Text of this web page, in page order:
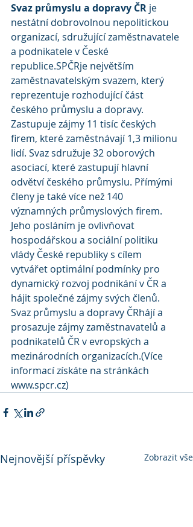
Svaz průmyslu a dopravy ČR je
nestátní dobrovolnou nepolitickou
organizací, sdružující zaměstnavatele
a podnikatele v České
republice.SPČRje největším
zaměstnavatelským svazem, který
reprezentuje rozhodující část
českého průmyslu a dopravy.
Zastupuje zájmy 11 tisíc českých
firem, které zaměstnávají 1,3 milionu
lidí. Svaz sdružuje 32 oborových
asociací, které zastupují hlavní
odvětví českého průmyslu. Přímými
členy je také více než 140
významných průmyslových firem.
Jeho posláním je ovlivňovat
hospodářskou a sociální politiku
vlády České republiky s cílem
vytvářet optimální podmínky pro
dynamický rozvoj podnikání v ČR a
hájit společné zájmy svých členů.
Svaz průmyslu a dopravy ČRhájí a
prosazuje zájmy zaměstnavatelů a
podnikatelů ČR v evropských a
mezinárodních organizacích.(Více
informací získáte na stránkách
www.spcr.cz)
Nejnovější příspěvky Zobrazit vše